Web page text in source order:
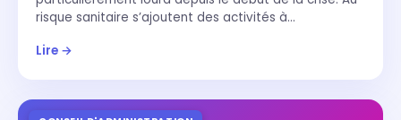
risque sanitaire s’ajoutent des activités à…
Lire →